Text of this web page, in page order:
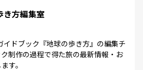
き方編集室
イドブック『地球の歩き方』の編集チ
制作の過程で得た旅の最新情報・お
す。